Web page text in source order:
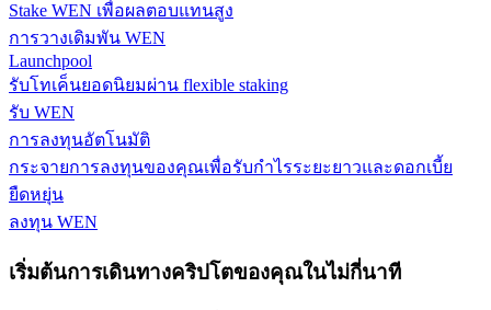
รับรางวัลการแข่งขันทุกวัน
การปักหลัก
Stake WEN เพื่อผลตอบแทนสูง
การวางเดิมพัน WEN
Launchpool
รับโทเค็นยอดนิยมผ่าน flexible staking
รับ WEN
การลงทุนอัตโนมัติ
กระจายการลงทุนของคุณเพื่อรับกำไรระยะยาวและดอกเบี้ย
ยืดหยุ่น
ลงทุน WEN
เริ่มต้นการเดินทางคริปโตของคุณในไม่กี่นาที